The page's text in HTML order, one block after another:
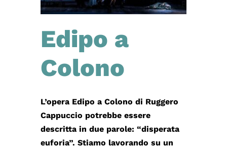
Edipo a
Colono
L’opera Edipo a Colono di Ruggero
Cappuccio potrebbe essere
descritta in due parole: “disperata
euforia”. Stiamo lavorando su un